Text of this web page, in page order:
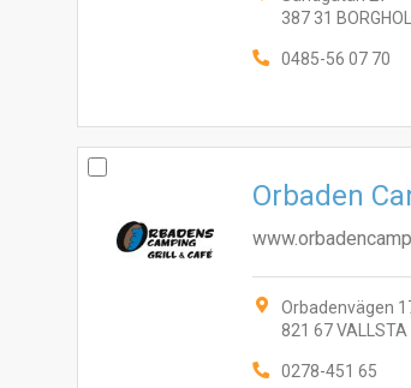
387 31
0485-56 07 70
Orbaden
Orbadenvägen
821 67 VALLSTA
0278-451 65